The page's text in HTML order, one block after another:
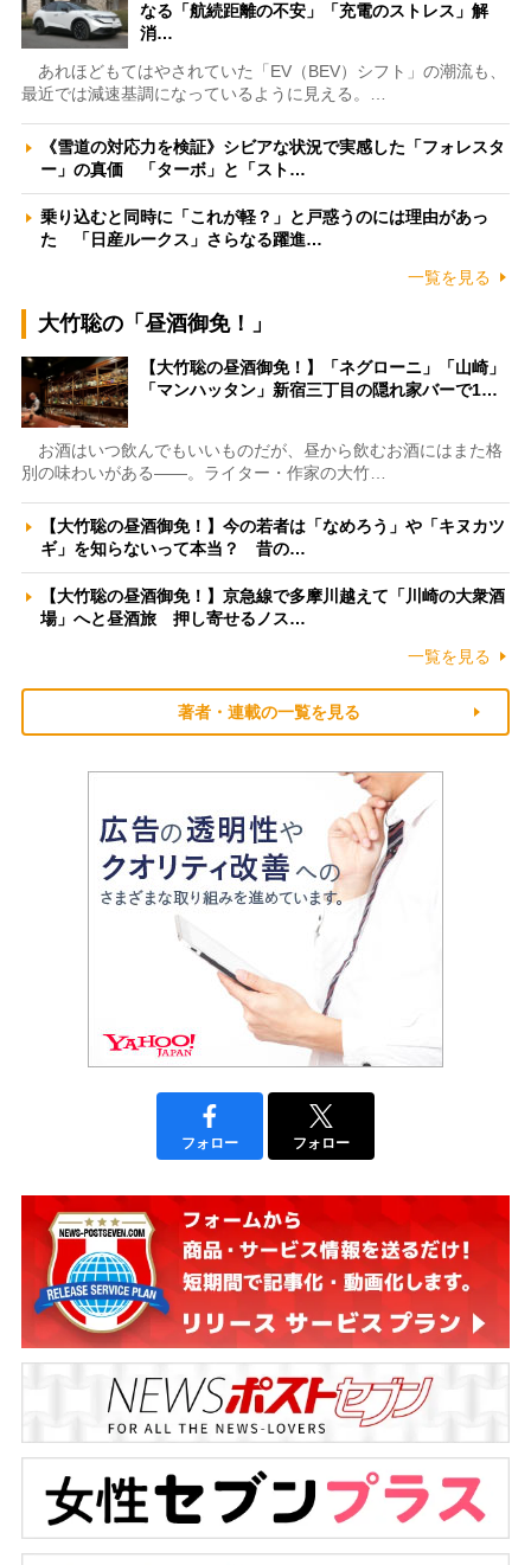
なる「航続距離の不安」「充電のストレス」解
消…
あれほどもてはやされていた「EV（BEV）シフト」の潮流も、
最近では減速基調になっているように見える。…
《雪道の対応力を検証》シビアな状況で実感した「フォレスタ
ー」の真価 「ターボ」と「スト…
乗り込むと同時に「これが軽？」と戸惑うのには理由があっ
た 「日産ルークス」さらなる躍進…
一覧を見る
大竹聡の「昼酒御免！」
【大竹聡の昼酒御免！】「ネグローニ」「山崎」
「マンハッタン」新宿三丁目の隠れ家バーで1…
お酒はいつ飲んでもいいものだが、昼から飲むお酒にはまた格
別の味わいがある――。ライター・作家の大竹…
【大竹聡の昼酒御免！】今の若者は「なめろう」や「キヌカツ
ギ」を知らないって本当？ 昔の…
【大竹聡の昼酒御免！】京急線で多摩川越えて「川崎の大衆酒
場」へと昼酒旅 押し寄せるノス…
一覧を見る
著者・連載の一覧を見る
フォロー フォロー